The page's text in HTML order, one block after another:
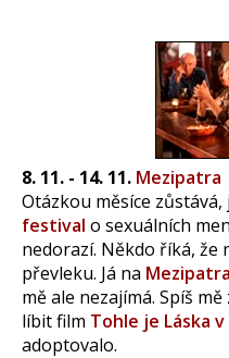
8. 11. - 14. 11. Mezipatra
Otázkou měsíce zůstává,
festival o sexuálních
nedorazí. Někdo říká, že
převleku. Já na Mezipatra
mě ale nezajímá. Spíš
líbit film Tohle je Láska v
adoptovalo.